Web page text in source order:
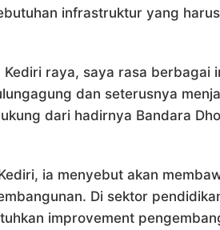
infrastruktur yang
raya, saya rasa berbagai
dan seterusnya
dari hadirnya Bandara
ia menyebut akan
Di sektor
improvement